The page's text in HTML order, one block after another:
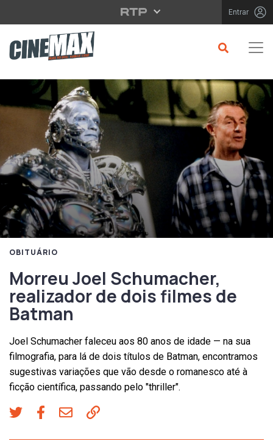
Saltar para o conteúdo principal Entrar
OBITUÁRIO
Morreu Joel Schumacher,
realizador de dois filmes de
Batman
Joel Schumacher faleceu aos 80 anos de idade — na sua
filmografia, para lá de dois títulos de Batman, encontramos
sugestivas variações que vão desde o romanesco até à
ficção científica, passando pelo "thriller".